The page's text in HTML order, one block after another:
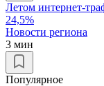
Летом интернет-
24,5%
Новости региона
3 мин
Популярное